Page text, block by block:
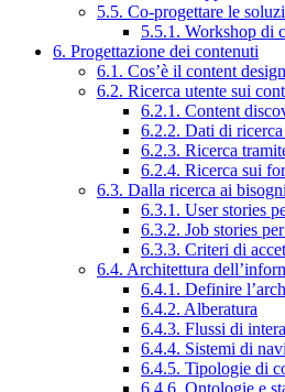
5.5. Co-progettare le
5.5.1. Workshop di
6. Progettazione dei contenuti
6.1. Cos’è il content design
6.2. Ricerca utente sui
6.2.1. Content
6.2.2. Dati di
6.2.3. Ricerca
6.2.4. Ricerca sui
6.3. Dalla ricerca ai
6.3.1. User stories
6.3.2. Job stories
6.3.3. Criteri di
6.4. Architettura
6.4.1. Definire
6.4.2. Alberatura
6.4.3. Flussi di
6.4.4. Sistemi di
6.4.5. Tipologie di
6.4.6. Ontologie e